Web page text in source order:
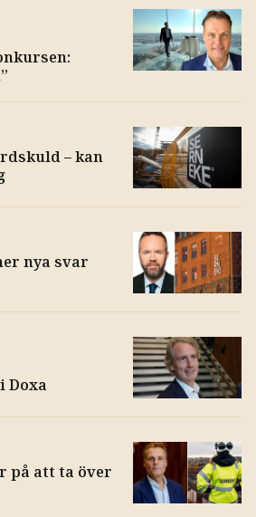
– kan
nya svar
Doxa
på att ta över